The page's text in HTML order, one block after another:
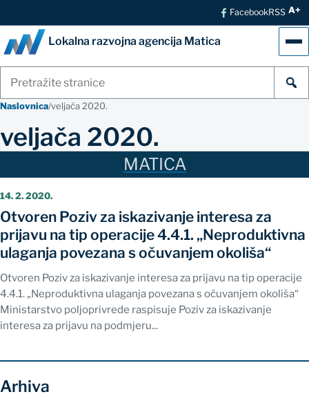
FacebookRSS A+
Lokalna razvojna agencija Matica
Naslovnica/veljača 2020.
veljača 2020.
14. 2. 2020.
Otvoren Poziv za iskazivanje interesa za
prijavu na tip operacije 4.4.1. „Neproduktivna
ulaganja povezana s očuvanjem okoliša“
Otvoren Poziv za iskazivanje interesa za prijavu na tip operacije
4.4.1. „Neproduktivna ulaganja povezana s očuvanjem okoliša“
Ministarstvo poljoprivrede raspisuje Poziv za iskazivanje
interesa za prijavu na podmjeru...
Arhiva